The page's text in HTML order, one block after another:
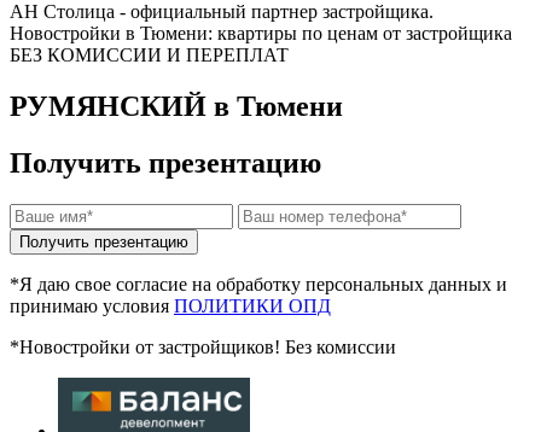
АН Столица - официальный партнер застройщика.
Новостройки в Тюмени: квартиры по ценам от застройщика
БЕЗ КОМИССИИ И ПЕРЕПЛАТ
РУМЯНСКИЙ в Тюмени
Получить презентацию
*Я даю свое согласие на обработку персональных данных и
принимаю условия ПОЛИТИКИ ОПД
*Новостройки от застройщиков! Без комиссии